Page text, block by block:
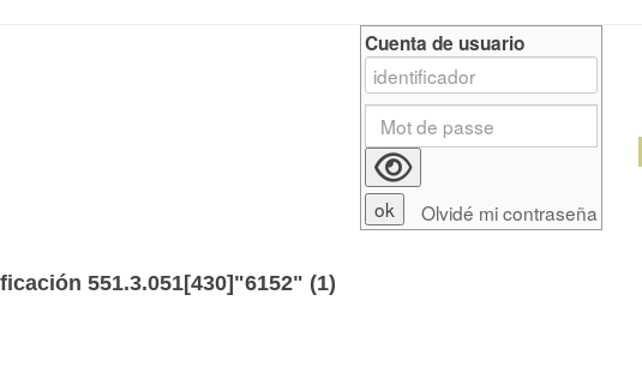
551.3.051[430]"6152" (1)
Cuenta de usuario
Olvidé mi contraseña